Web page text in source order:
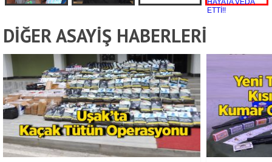
DİĞER ASAYİŞ HABERLERİ